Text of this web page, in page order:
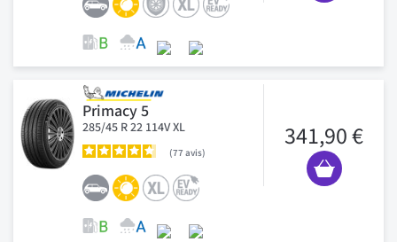
Primacy 5
285/45 R 22 114V XL
77 avis
341,90 €